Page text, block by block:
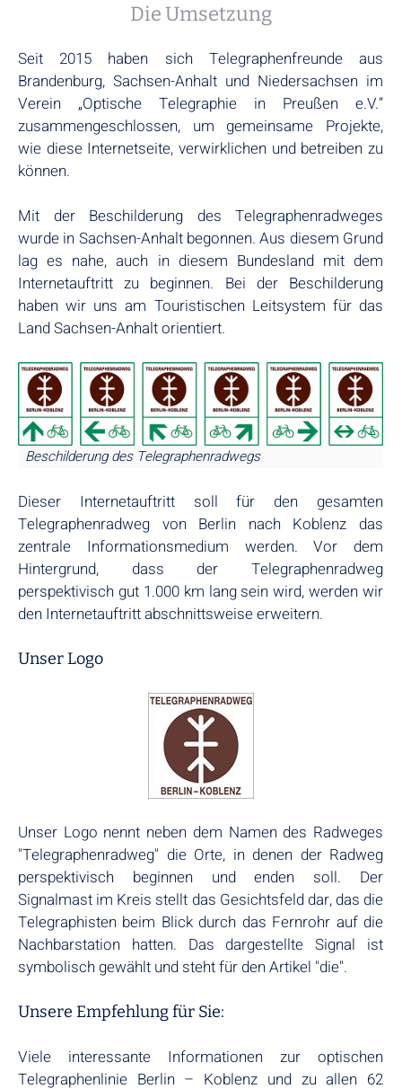
Die Umsetzung
Seit 2015 haben sich Telegraphenfreunde aus
Brandenburg, Sachsen-Anhalt und Niedersachsen im
Verein „Optische Telegraphie in Preußen e.V.“
zusammengeschlossen, um gemeinsame Projekte,
wie diese Internetseite, verwirklichen und betreiben zu
können.
Mit der Beschilderung des Telegraphenradweges
wurde in Sachsen-Anhalt begonnen. Aus diesem Grund
lag es nahe, auch in diesem Bundesland mit dem
Internetauftritt zu beginnen. Bei der Beschilderung
haben wir uns am Touristischen Leitsystem für das
Land Sachsen-Anhalt orientiert.
Beschilderung des Telegraphenradwegs
Dieser Internetauftritt soll für den gesamten
Telegraphenradweg von Berlin nach Koblenz das
zentrale Informationsmedium werden. Vor dem
Hintergrund, dass der Telegraphenradweg
perspektivisch gut 1.000 km lang sein wird, werden wir
den Internetauftritt abschnittsweise erweitern.
Unser Logo
Unser Logo nennt neben dem Namen des Radweges
"Telegraphenradweg" die Orte, in denen der Radweg
perspektivisch beginnen und enden soll. Der
Signalmast im Kreis stellt das Gesichtsfeld dar, das die
Telegraphisten beim Blick durch das Fernrohr auf die
Nachbarstation hatten. Das dargestellte Signal ist
symbolisch gewählt und steht für den Artikel "die".
Unsere Empfehlung für Sie:
Viele interessante Informationen zur optischen
Telegraphenlinie Berlin – Koblenz und zu allen 62